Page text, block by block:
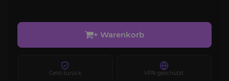
+ Warenkorb
Geld-zurück VPN-geschützt